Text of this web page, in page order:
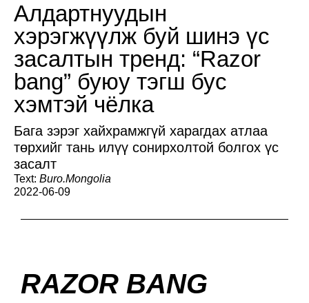
Алдартнуудын
хэрэгжүүлж буй шинэ үс
засалтын тренд: “Razor
bang” буюу тэгш бус
хэмтэй чёлка
Бага зэрэг хайхрамжгүй харагдах атлаа
төрхийг тань илүү сонирхолтой болгох үс
засалт
Text: Buro.Mongolia
2022-06-09
RAZOR BANG